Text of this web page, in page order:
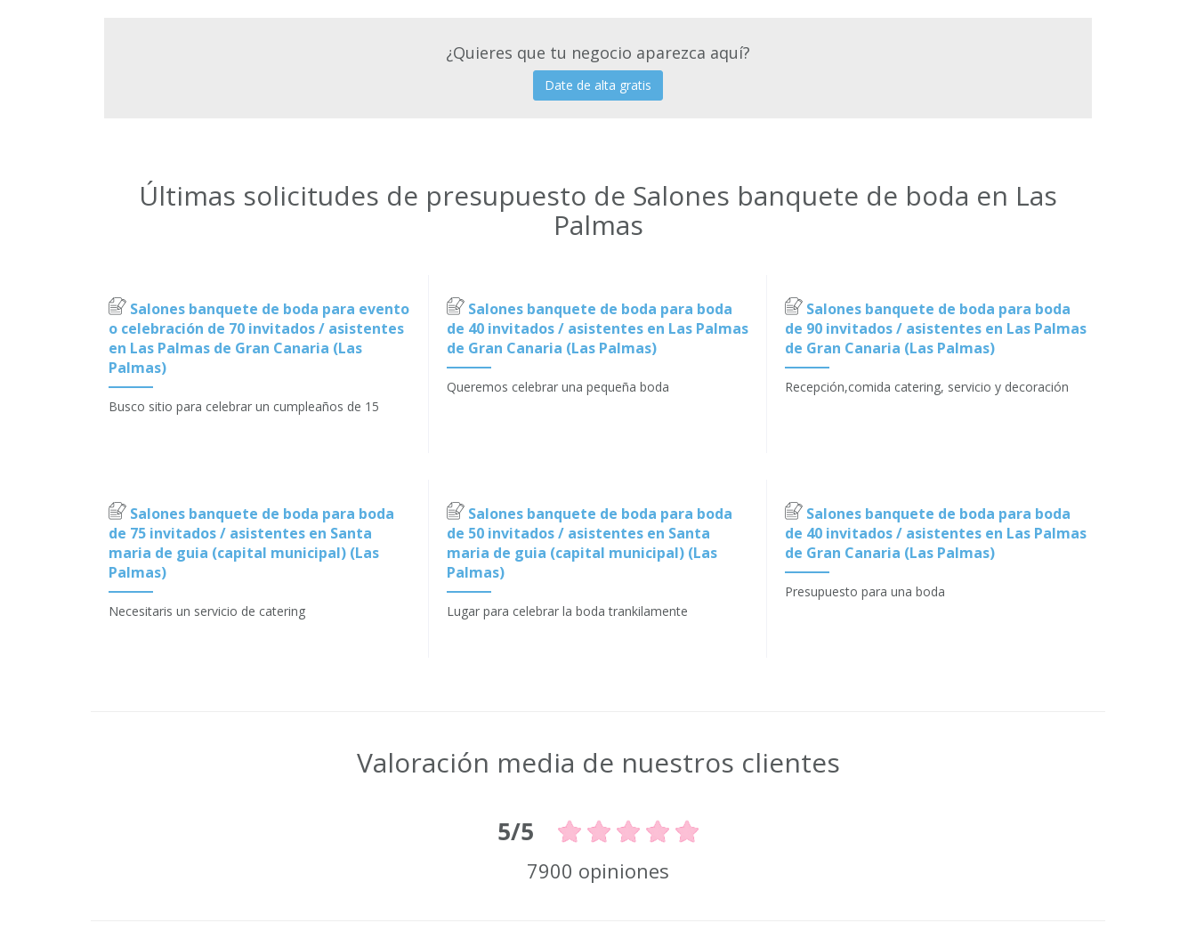
¿Quieres que tu negocio aparezca aquí?
Date de alta gratis
Últimas solicitudes de presupuesto de Salones banquete de boda en Las
Palmas
Salones banquete de boda para evento
o celebración de 70 invitados / asistentes
en Las Palmas de Gran Canaria (Las
Palmas)
Busco sitio para celebrar un cumpleaños de 15
Salones banquete de boda para boda
de 40 invitados / asistentes en Las Palmas
de Gran Canaria (Las Palmas)
Queremos celebrar una pequeña boda
Salones banquete de boda para boda
de 90 invitados / asistentes en Las Palmas
de Gran Canaria (Las Palmas)
Recepción,comida catering, servicio y decoración
Salones banquete de boda para boda
de 75 invitados / asistentes en Santa
maria de guia (capital municipal) (Las
Palmas)
Necesitaris un servicio de catering
Salones banquete de boda para boda
de 50 invitados / asistentes en Santa
maria de guia (capital municipal) (Las
Palmas)
Lugar para celebrar la boda trankilamente
Salones banquete de boda para boda
de 40 invitados / asistentes en Las Palmas
de Gran Canaria (Las Palmas)
Presupuesto para una boda
Valoración media de nuestros clientes
5/5
7900 opiniones